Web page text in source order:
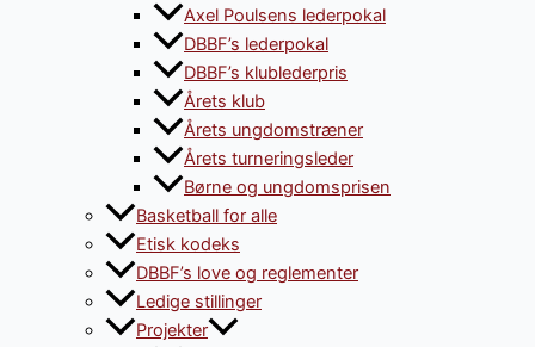
Axel Poulsens lederpokal
DBBF’s lederpokal
DBBF’s klublederpris
Årets klub
Årets ungdomstræner
Årets turneringsleder
Børne og ungdomsprisen
Basketball for alle
Etisk kodeks
DBBF’s love og reglementer
Ledige stillinger
Projekter